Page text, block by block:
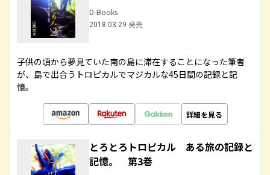
D-Books
2018.03.29 発売
子供の頃から夢見ていた南の島に滞在することになった筆者
が、島で出合うトロピカルでマジカルな45日間の記録と記
憶。
詳細を見る
とろとろトロピカル ある旅の記録と
記憶。 第3巻